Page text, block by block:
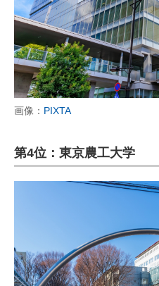
画像： PIXTA
第4位：東京農工大学